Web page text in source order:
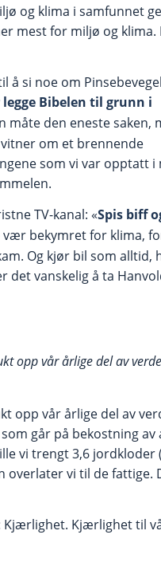
og klima i samfunnet
mest for miljø og klima.
å si noe om
Bibelen til grunn i
måte den eneste saken,
om et brennende
som vi var opptatt i
TV-kanal: «Spis biff
vær bekymret for klima,
Og kjør bil som alltid,
det vanskelig å ta
opp vår årlige del av
opp vår årlige del av
går på bekostning av
vi trengt 3,6 jordkloder
overlater vi til de fattige.
Kjærlighet. Kjærlighet til